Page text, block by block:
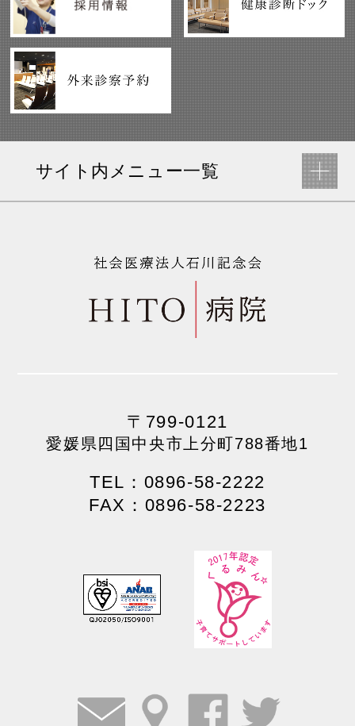
サイト内メニュー一覧
〒799-0121
愛媛県四国中央市上分町788番地1
TEL：0896-58-2222
FAX：0896-58-2223